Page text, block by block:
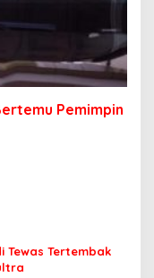
Pemimpin
Tewas Tertembak